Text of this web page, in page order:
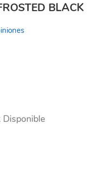
BLACK
Disponible